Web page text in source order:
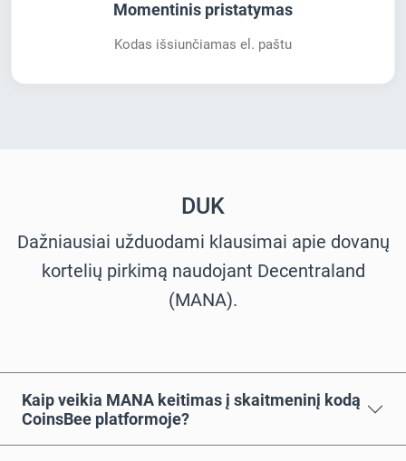
Momentinis pristatymas
Kodas išsiunčiamas el. paštu
DUK
Dažniausiai užduodami klausimai apie dovanų
kortelių pirkimą naudojant Decentraland
(MANA).
Kaip veikia MANA keitimas į skaitmeninį kodą
CoinsBee platformoje?